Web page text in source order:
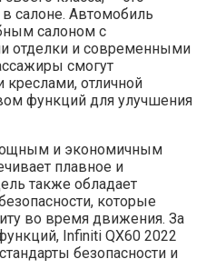
салоне. Автомобиль
салоном с
отделки и современными
смогут
отличной
функций для улучшения
и экономичным
плавное и
также обладает
которые
во время движения. За
Infiniti QX60 2022
безопасности и